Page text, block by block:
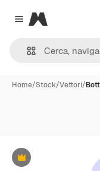
Close menu
Magnific
Home/Stock/Vettori/
Premium